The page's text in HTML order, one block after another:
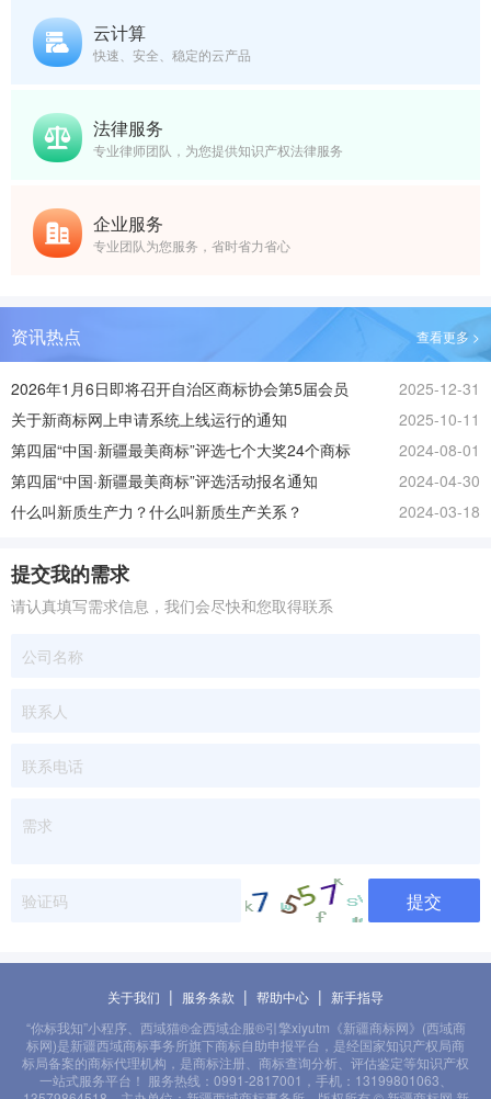
云计算
快速、安全、稳定的云产品
法律服务
专业律师团队，为您提供知识产权法律服务
企业服务
专业团队为您服务，省时省力省心
资讯热点 查看更多 >
2026年1月6日即将召开自治区商标协会第5届会员
大会
2025-12-31
关于新商标网上申请系统上线运行的通知
2025-10-11
第四届“中国·新疆最美商标”评选七个大奖24个商标
的公告
2024-08-01
第四届“中国·新疆最美商标”评选活动报名通知
2024-04-30
什么叫新质生产力？什么叫新质生产关系？
2024-03-18
提交我的需求
请认真填写需求信息，我们会尽快和您取得联系
提交
关于我们 | 服务条款 | 帮助中心 | 新手指导
“你标我知”小程序、西域猫®金西域企服®引擎xiyutm《新疆商标网》(西域商
标网)是新疆西域商标事务所旗下商标自助申报平台，是经国家知识产权局商
标局备案的商标代理机构，是商标注册、商标查询分析、评估鉴定等知识产权
一站式服务平台！ 服务热线：0991-2817001，手机：13199801063、